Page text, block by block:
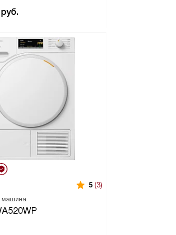
руб.
машина
5 (3)